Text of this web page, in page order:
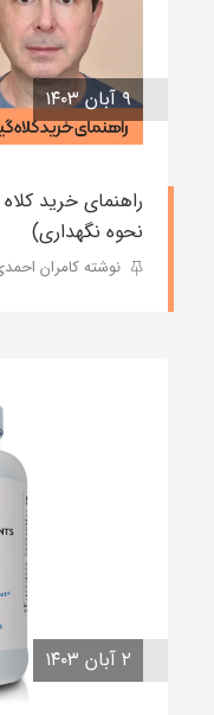
۹ آبان ۱۴۰۳
راهنمای خرید
نحوه نگهداری)
نوشته کامران
۲ آبان ۱۴۰۳